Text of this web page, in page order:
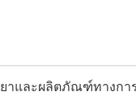
ยาและผลิตภัณฑ์ทางกา